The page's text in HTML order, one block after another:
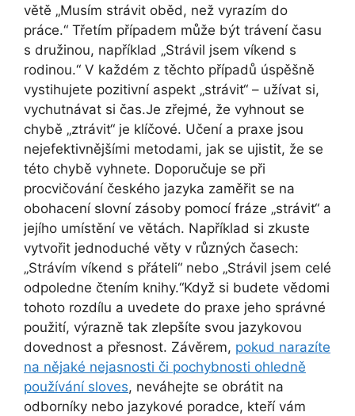
větě „Musím strávit oběd, než vyrazím do
práce.“ Třetím případem může být trávení času
s družinou, například „Strávil jsem víkend s
rodinou.“ V každém z těchto případů úspěšně
vystihujete pozitivní aspekt „strávit“ – užívat si,
vychutnávat si čas.Je zřejmé, že vyhnout se
chybě „ztrávit“ je klíčové. Učení a praxe jsou
nejefektivnějšími metodami, jak se ujistit, že se
této chybě vyhnete. Doporučuje se při
procvičování českého jazyka zaměřit se na
obohacení slovní zásoby pomocí fráze „strávit“ a
jejího umístění ve větách. Například si zkuste
vytvořit jednoduché věty v různých časech:
„Strávím víkend s přáteli“ nebo „Strávil jsem celé
odpoledne čtením knihy.“Když si budete vědomi
tohoto rozdílu a uvedete do praxe jeho správné
použití, výrazně tak zlepšíte svou jazykovou
dovednost a přesnost. Závěrem, pokud narazíte
na nějaké nejasnosti či pochybnosti ohledně
používání sloves, neváhejte se obrátit na
odborníky nebo jazykové poradce, kteří vám